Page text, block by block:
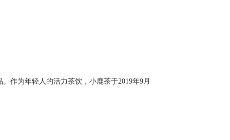
作为年轻人的活力茶饮，小鹿茶于2019年9月